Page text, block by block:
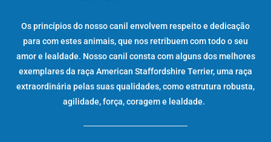
Os princípios do nosso canil envolvem respeito e dedicação
para com estes animais, que nos retribuem com todo o seu
amor e lealdade. Nosso canil consta com alguns dos melhores
exemplares da raça American Staffordshire Terrier, uma raça
extraordinária pelas suas qualidades, como estrutura robusta,
agilidade, força, coragem e lealdade.